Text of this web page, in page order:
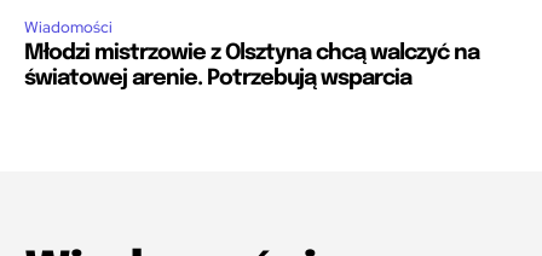
Wiadomości
Młodzi mistrzowie z Olsztyna chcą walczyć na
światowej arenie. Potrzebują wsparcia